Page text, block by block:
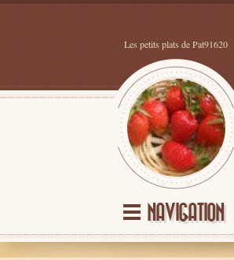
Les petits plats de Pat91620
NAVIGATION